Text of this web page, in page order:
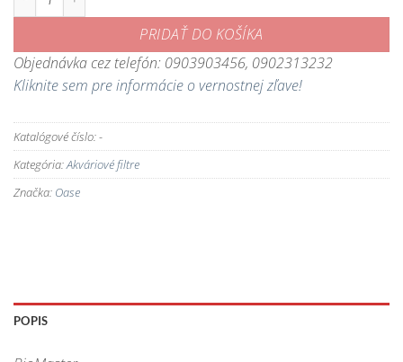
PRIDAŤ DO KOŠÍKA
Objednávka cez telefón: 0903903456, 0902313232
Kliknite sem pre informácie o vernostnej zľave!
Katalógové číslo:-
Kategória:Akváriové filtre
Značka: Oase
POPIS